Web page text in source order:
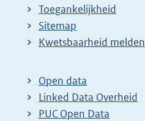
Toegankelijkheid
Sitemap
E
t
e
r
Kwetsbaarheid melden
Open data
Linked Data Overheid
PUC Open Data